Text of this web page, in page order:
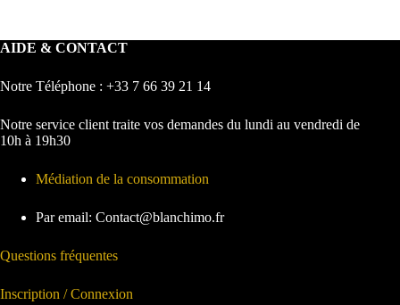
AIDE & CONTACT
Notre Téléphone : +33 7 66 39 21 14
Notre service client traite vos demandes du lundi au vendredi de
10h à 19h30
Médiation de la consommation
Par email: Contact@blanchimo.fr
Questions fréquentes
Inscription / Connexion